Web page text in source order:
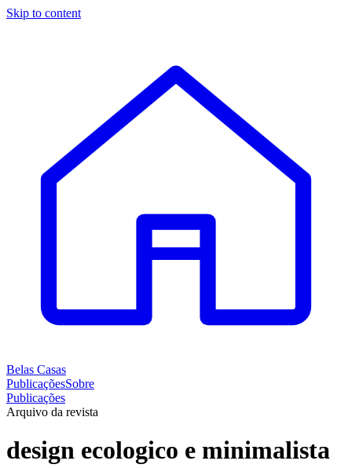
Skip to content
Belas Casas
PublicaçõesSobre
Publicações
Arquivo da revista
design ecologico e minimalista